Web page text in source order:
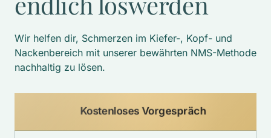
Wir helfen dir, Schmerzen im Kiefer-, Kopf- und
Nackenbereich mit unserer bewährten NMS-Methode
nachhaltig zu lösen.
Kostenloses Vorgespräch